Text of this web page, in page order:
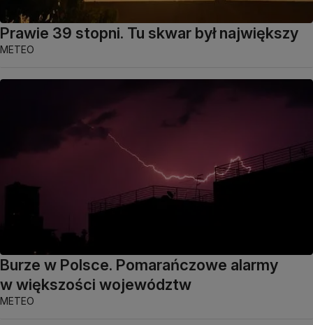
Prawie 39 stopni. Tu skwar był największy
METEO
Burze w Polsce. Pomarańczowe alarmy
w większości województw
METEO